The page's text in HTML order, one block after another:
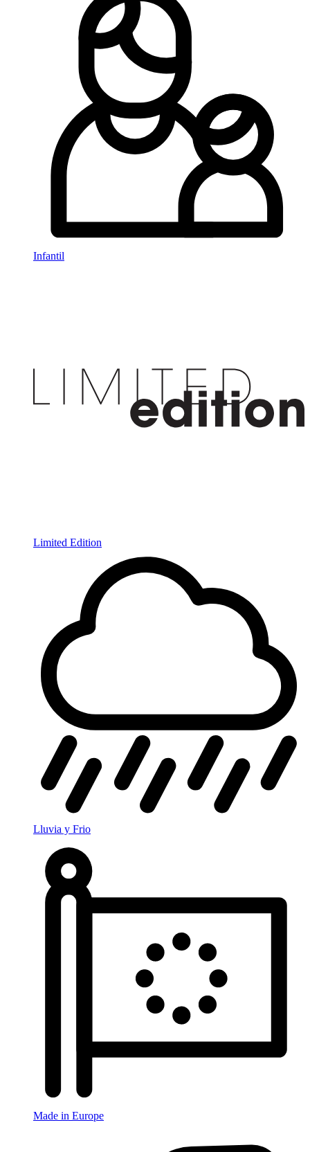
Infantil
Limited Edition
Lluvia y Frio
Made in Europe